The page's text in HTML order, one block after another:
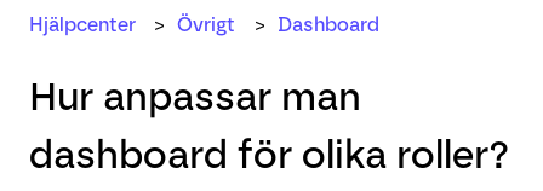
Hjälpcenter Övrigt Dashboard
Hur anpassar man
dashboard för olika roller?